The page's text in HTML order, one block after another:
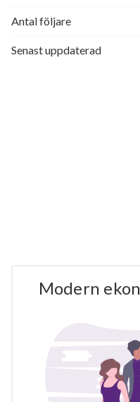
Antal följare
Senast uppdaterad
Modern